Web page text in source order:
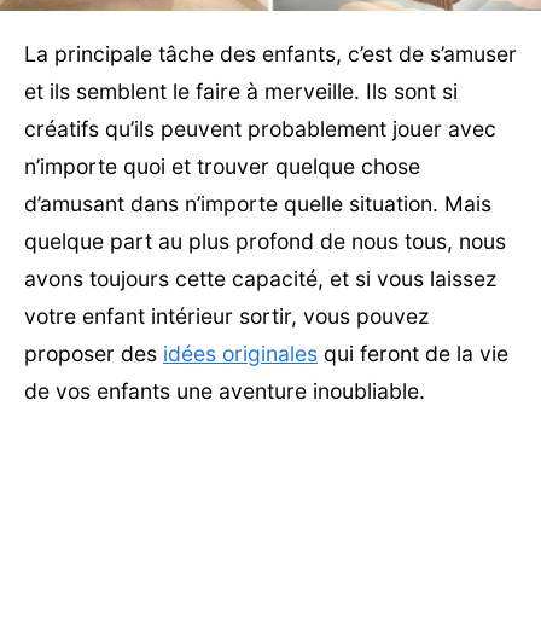
La principale tâche des enfants, c’est de s’amuser
et ils semblent le faire à merveille. Ils sont si
créatifs qu’ils peuvent probablement jouer avec
n’importe quoi et trouver quelque chose
d’amusant dans n’importe quelle situation. Mais
quelque part au plus profond de nous tous, nous
avons toujours cette capacité, et si vous laissez
votre enfant intérieur sortir, vous pouvez
proposer des idées originales qui feront de la vie
de vos enfants une aventure inoubliable.